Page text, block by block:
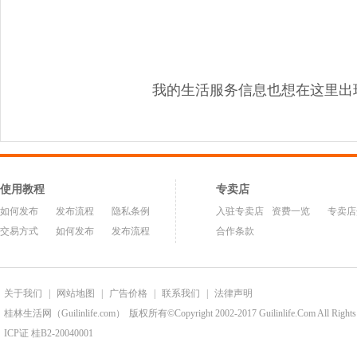
我的生活服务信息也想在这里出
使用教程
如何发布 发布流程
隐私条例
交易方式
如何发布 发布流程
专卖店
入驻专卖店 资费一览
专卖
合作条款
关于我们 网站地图 广告价格 联系我们
法律声明
桂林生活网（Guilinlife.com）
版权所有©Copyright 2002-2017 Guilinlife.Com All Rights
ICP证 桂B2-20040001